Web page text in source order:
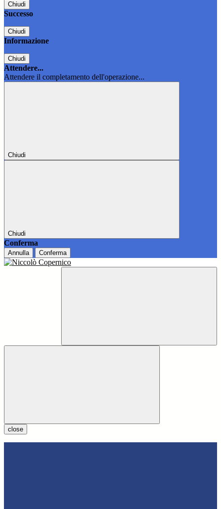
Chiudi
Successo
Chiudi
Informazione
Chiudi
Attendere...
Attendere il completamento dell'operazione...
Chiudi
Chiudi
Conferma
Annulla Conferma
close